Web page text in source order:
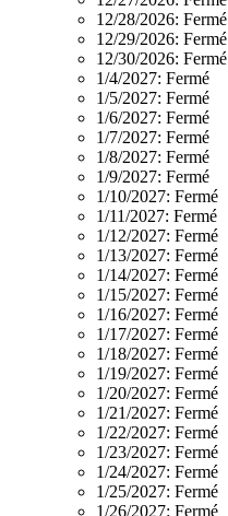
12/28/2026: Fermé
12/29/2026: Fermé
12/30/2026: Fermé
1/4/2027: Fermé
1/5/2027: Fermé
1/6/2027: Fermé
1/7/2027: Fermé
1/8/2027: Fermé
1/9/2027: Fermé
1/10/2027: Fermé
1/11/2027: Fermé
1/12/2027: Fermé
1/13/2027: Fermé
1/14/2027: Fermé
1/15/2027: Fermé
1/16/2027: Fermé
1/17/2027: Fermé
1/18/2027: Fermé
1/19/2027: Fermé
1/20/2027: Fermé
1/21/2027: Fermé
1/22/2027: Fermé
1/23/2027: Fermé
1/24/2027: Fermé
1/25/2027: Fermé
1/26/2027: Fermé